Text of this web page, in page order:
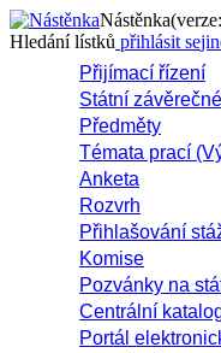
Nástěnka
Hledání lístků přihlásit se
Přijímací řízení
Státní
Předměty
Témata prací
Anketa
Rozvrh
Přihlašování
Komise
Pozvánky na
Centrální
Portál